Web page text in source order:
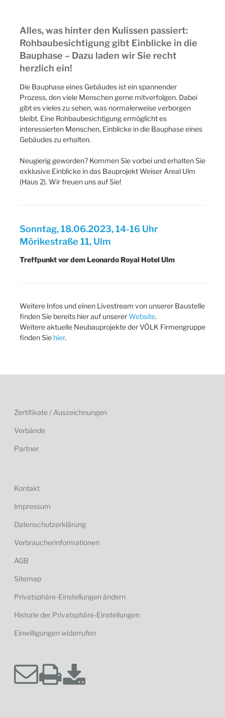
Alles, was hinter den Kulissen passiert:
Rohbaubesichtigung gibt Einblicke in die
Bauphase – Dazu laden wir Sie recht
herzlich ein!
Die Bauphase eines Gebäudes ist ein spannender
Prozess, den viele Menschen gerne mitverfolgen. Dabei
gibt es vieles zu sehen, was normalerweise verborgen
bleibt. Eine Rohbaubesichtigung ermöglicht es
interessierten Menschen, Einblicke in die Bauphase eines
Gebäudes zu erhalten.
Neugierig geworden? Kommen Sie vorbei und erhalten Sie
exklusive Einblicke in das Bauprojekt Weiser Areal Ulm
(Haus 2). Wir freuen uns auf Sie!
Sonntag, 18.06.2023, 14-16 Uhr
Mörikestraße 11, Ulm
Treffpunkt vor dem Leonardo Royal Hotel Ulm
Weitere Infos und einen Livestream von unserer Baustelle
finden Sie bereits hier auf unsererWebsite.
Weitere aktuelle Neubauprojekte der VÖLK Firmengruppe
finden Sie hier.
Zertifikate / Auszeichnungen
Verbände
Partner
Kontakt
Impressum
Datenschutzerklärung
Verbraucherinformationen
AGB
Sitemap
Privatsphäre-Einstellungen ändern
Historie der Privatsphäre-Einstellungen
Einwilligungen widerrufen